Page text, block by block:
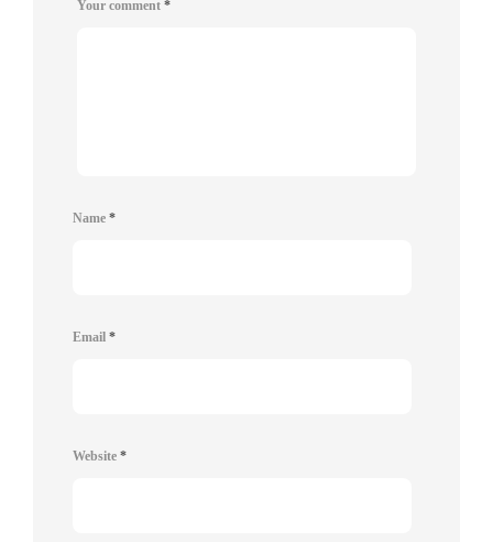
Your comment *
Name *
Email *
Website *